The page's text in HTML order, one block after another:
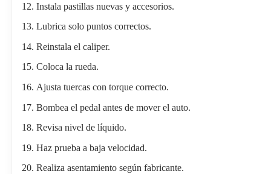
Instala pastillas nuevas y accesorios.
Lubrica solo puntos correctos.
Reinstala el caliper.
Coloca la rueda.
Ajusta tuercas con torque correcto.
Bombea el pedal antes de mover el auto.
Revisa nivel de líquido.
Haz prueba a baja velocidad.
Realiza asentamiento según fabricante.